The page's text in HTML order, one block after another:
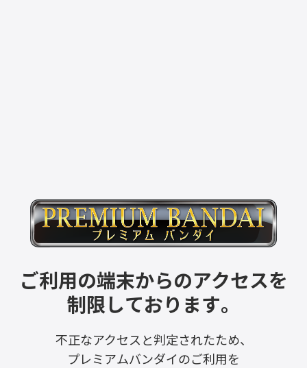
ご利用の端末からのアクセスを
制限しております。
不正なアクセスと判定されたため、
プレミアムバンダイのご利用を